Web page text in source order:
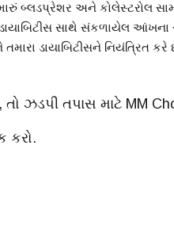
બ્લડપ્રેશર અને કોલેસ્ટરોલ
સાથે સંકળાયેલ આંખના
ડાયાબિટીસને નિયંત્રિત કરે
ઝડપી તપાસ માટે MM
કરો.